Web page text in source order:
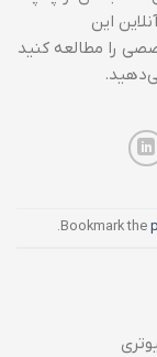
این
را مطالعه کنید
.